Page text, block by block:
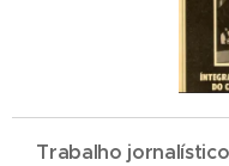
Trabalho